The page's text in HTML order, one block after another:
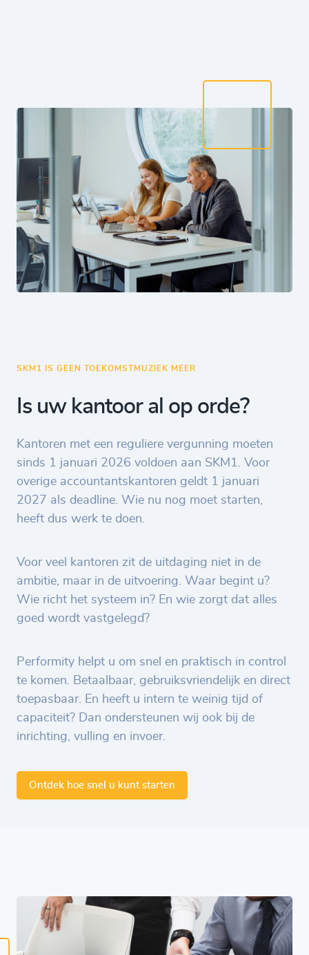
SKM1 IS GEEN TOEKOMSTMUZIEK MEER
Is uw kantoor al op orde?
Kantoren met een reguliere vergunning moeten
sinds 1 januari 2026 voldoen aan SKM1. Voor
overige accountantskantoren geldt 1 januari
2027 als deadline. Wie nu nog moet starten,
heeft dus werk te doen.
Voor veel kantoren zit de uitdaging niet in de
ambitie, maar in de uitvoering. Waar begint u?
Wie richt het systeem in? En wie zorgt dat alles
goed wordt vastgelegd?
Performity helpt u om snel en praktisch in control
te komen. Betaalbaar, gebruiksvriendelijk en direct
toepasbaar. En heeft u intern te weinig tijd of
capaciteit? Dan ondersteunen wij ook bij de
inrichting, vulling en invoer.
Ontdek hoe snel u kunt starten